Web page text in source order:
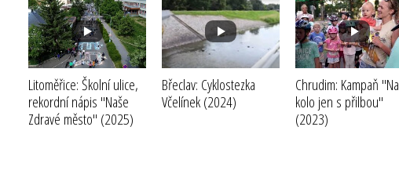
Litoměřice: Školní ulice,
rekordní nápis "Naše
Zdravé město" (2025)
Břeclav: Cyklostezka
Včelínek(2024)
Chrudim: Kampaň "Na
kolo jen s přilbou"
(2023)